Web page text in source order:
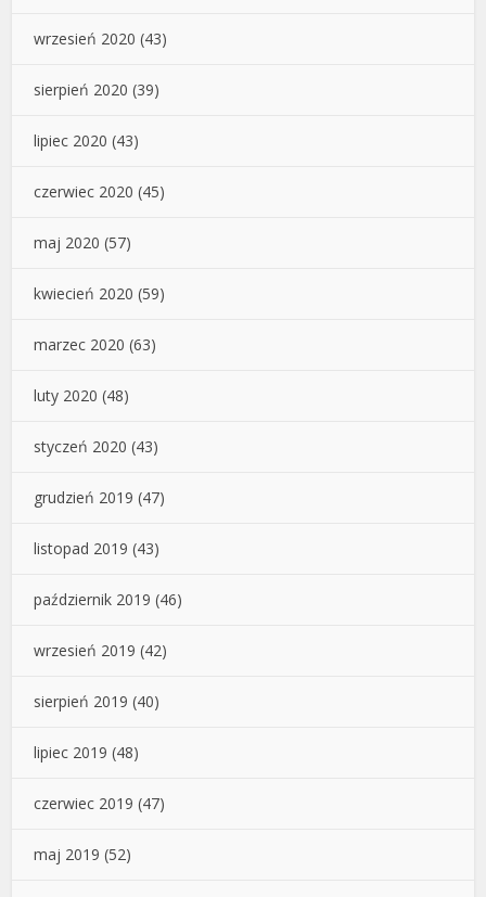
wrzesień 2020 (43)
sierpień 2020 (39)
lipiec 2020 (43)
czerwiec 2020 (45)
maj 2020 (57)
kwiecień 2020 (59)
marzec 2020 (63)
luty 2020 (48)
styczeń 2020 (43)
grudzień 2019 (47)
listopad 2019 (43)
październik 2019 (46)
wrzesień 2019 (42)
sierpień 2019 (40)
lipiec 2019 (48)
czerwiec 2019 (47)
maj 2019 (52)